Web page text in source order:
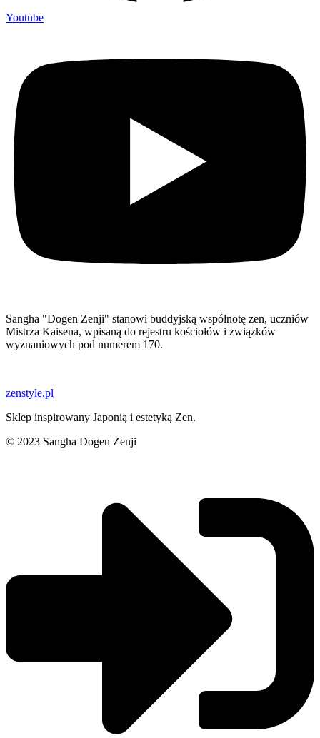
Youtube
Sangha "Dogen Zenji" stanowi buddyjską wspólnotę zen, uczniów
Mistrza Kaisena, wpisaną do rejestru kościołów i związków
wyznaniowych pod numerem 170.
zenstyle.pl
Sklep inspirowany Japonią i estetyką Zen.
© 2023 Sangha Dogen Zenji